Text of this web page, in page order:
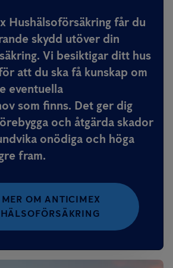
Hushälsoförsäkring får du
skydd utöver din
Vi besiktigar ditt hus
att du ska få kunskap om
eventuella
som finns. Det ger dig
och åtgärda skador
onödiga och höga
fram.
OM ANTICIMEX